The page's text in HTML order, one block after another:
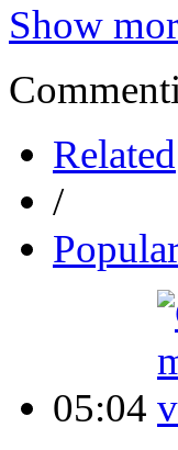
Show
Related
/
05:04